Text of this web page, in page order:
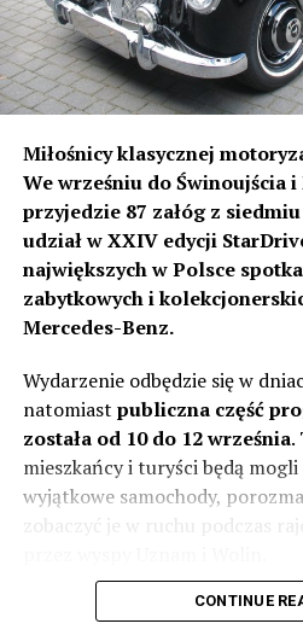
Miłośnicy klasycznej
We wrześniu do Świnoujścia
przyjedzie 87 załóg z
udział w XXIV edycji
największych w Polsce
zabytkowych i
Mercedes-Benz.
Wydarzenie odbędzie się w
natomiast publiczna część
została od 10 do 12 września.
mieszkańcy i turyści będą
wyjątkowe samochody,
zobaczyć je w ruchu podczas
Na liście uczestników znalazło
CONTINUE